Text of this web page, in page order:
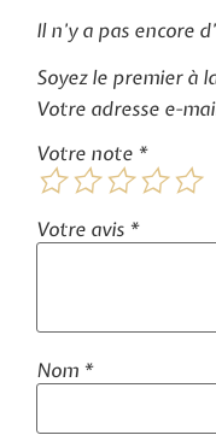
Il n’y a pas encore
Soyez le premier à
Votre adresse e-
Votre note *
Votre avis *
Nom *